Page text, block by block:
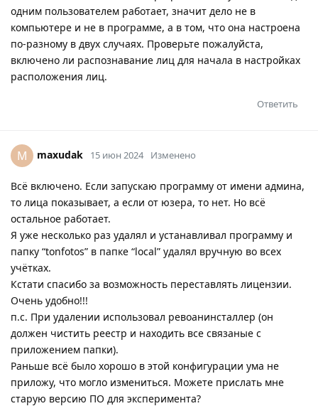
одним пользователем работает, значит дело не в
компьютере и не в программе, а в том, что она настроена
по-разному в двух случаях. Проверьте пожалуйста,
включено ли распознавание лиц для начала в настройках
расположения лиц.
Ответить
M maxudak 15 июн 2024 Изменено
Всё включено. Если запускаю программу от имени админа,
то лица показывает, а если от юзера, то нет. Но всё
остальное работает.
Я уже несколько раз удалял и устанавливал программу и
папку “tonfotos” в папке “local” удалял вручную во всех
учётках.
Кстати спасибо за возможность переставлять лицензии.
Очень удобно!!!
п.с. При удалении использовал ревоанинсталлер (он
должен чистить реестр и находить все связаные с
приложением папки).
Раньше всё было хорошо в этой конфигурации ума не
приложу, что могло измениться. Можете прислать мне
старую версию ПО для эксперимента?